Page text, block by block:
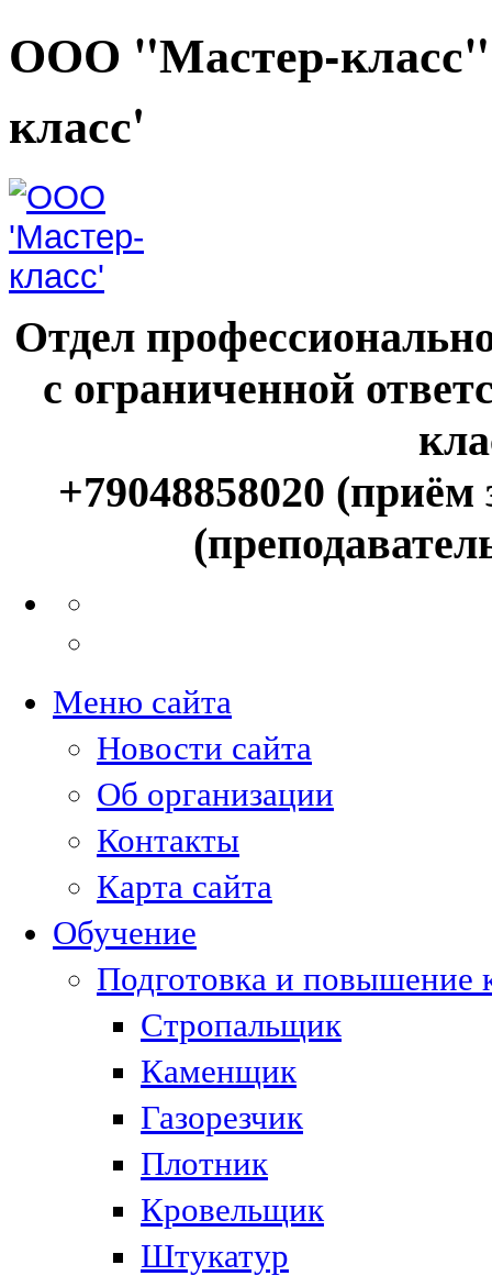
ООО "Мастер-
класс'
Отдел
с ограниченной
+79048858020 (приём
Меню сайта
Новости сайта
Об организации
Контакты
Карта сайта
Обучение
Подготовка и повышение
Стропальщик
Каменщик
Газорезчик
Плотник
Кровельщик
Штукатур